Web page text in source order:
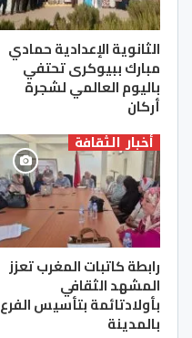
الثانوية الإعدادية حمادي
مبارك ببيوكرى تحتفي
باليوم العالمي لشجرة
أركان
أخبار الثقافة
رابطة كاتبات المغرب تعزز
المشهد الثقافي
بأولادتائمة بتأسيس الفرع
بالمدينة